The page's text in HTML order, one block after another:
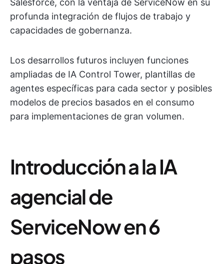
Salesforce, con la ventaja de ServiceNow en su
profunda integración de flujos de trabajo y
capacidades de gobernanza.
Los desarrollos futuros incluyen funciones
ampliadas de IA Control Tower, plantillas de
agentes específicas para cada sector y posibles
modelos de precios basados en el consumo
para implementaciones de gran volumen.
Introducción a la IA
agencial de
ServiceNow en 6
pasos